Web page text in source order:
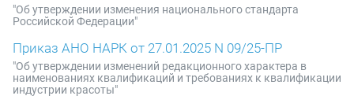
"Об утверждении изменения национального стандарта
Российской Федерации"
Приказ АНО НАРК от 27.01.2025 N 09/25-ПР
"Об утверждении изменений редакционного характера в
наименованиях квалификаций и требованиях к квалификации
индустрии красоты"